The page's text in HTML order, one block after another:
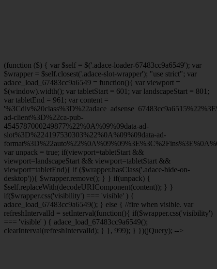
(function ($) { var $self = $('.adace-loader-67483cc9a6549'); var
$wrapper = $self.closest('.adace-slot-wrapper'); "use strict"; var
adace_load_67483cc9a6549 = function(){ var viewport =
$(window).width(); var tabletStart = 601; var landscapeStart = 801;
var tabletEnd = 961; var content =
ad-client%3D%22ca-pub-
4545787000249877%22%0A%09%09data-ad-
slot%3D%224197530303%22%0A%09%09data-ad-
var unpack = true; if(viewport=tabletStart &&
viewport=landscapeStart && viewport=tabletStart &&
viewport=tabletEnd){ if ($wrapper.hasClass('.adace-hide-on-
desktop')){ $wrapper.remove(); } } if(unpack) {
$self.replaceWith(decodeURIComponent(content)); } }
if($wrapper.css('visibility') === 'visible' ) {
adace_load_67483cc9a6549(); } else { //fire when visible. var
refreshIntervalId = setInterval(function(){ if($wrapper.css('visibility')
=== 'visible' ) { adace_load_67483cc9a6549();
clearInterval(refreshIntervalId); } }, 999); } })(jQuery); -->